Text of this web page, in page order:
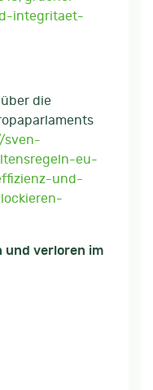
integritaet-
die
sven-
eu-
und-
und verloren im